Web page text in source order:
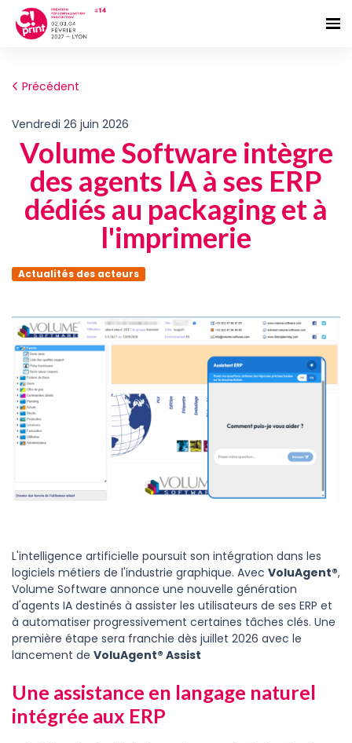
Précédent
vendredi 26 juin 2026
Volume Software intègre
des agents IA à ses ERP
dédiés au packaging et à
l'imprimerie
Actualités des acteurs
L'intelligence artificielle poursuit son intégration dans les
logiciels métiers de l'industrie graphique. Avec VoluAgent®,
Volume Software annonce une nouvelle génération
d'agents IA destinés à assister les utilisateurs de ses ERP et
à automatiser progressivement certaines tâches clés. Une
première étape sera franchie dès juillet 2026 avec le
lancement de VoluAgent® Assist
Une assistance en langage naturel
intégrée aux ERP